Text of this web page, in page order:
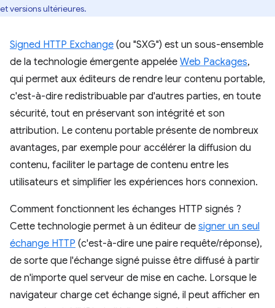
et versions ultérieures.
Signed HTTP Exchange (ou "SXG") est un sous-ensemble
de la technologie émergente appelée Web Packages,
qui permet aux éditeurs de rendre leur contenu portable,
c'est-à-dire redistribuable par d'autres parties, en toute
sécurité, tout en préservant son intégrité et son
attribution. Le contenu portable présente de nombreux
avantages, par exemple pour accélérer la diffusion du
contenu, faciliter le partage de contenu entre les
utilisateurs et simplifier les expériences hors connexion.
Comment fonctionnent les échanges HTTP signés ?
Cette technologie permet à un éditeur de signer un seul
échange HTTP (c'est-à-dire une paire requête/réponse),
de sorte que l'échange signé puisse être diffusé à partir
de n'importe quel serveur de mise en cache. Lorsque le
navigateur charge cet échange signé, il peut afficher en